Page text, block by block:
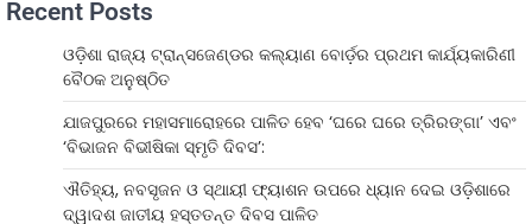
Recent Posts
ଓଡ଼ିଶା ରାଜ୍ୟ ଟ୍ରାନ୍ସଜେଣ୍ଡର କଲ୍ୟାଣ ବୋର୍ଡ଼ର ପ୍ରଥମ କାର୍ଯ୍ୟକାରିଣୀ
ବୈଠକ ଅନୁଷ୍ଠିତ
ଯାଜପୁରରେ ମହାସମାରୋହରେ ପାଳିତ ହେବ ‘ଘରେ ଘରେ ତ୍ରିରଙ୍ଗା’ ଏବଂ
‘ବିଭାଜନ ବିଭୀଷିକା ସ୍ମୃତି ଦିବସ’:
ଐତିହ୍ୟ, ନବସୃଜନ ଓ ସ୍ଥାୟୀ ଫ୍ୟାଶନ ଉପରେ ଧ୍ୟାନ ଦେଇ ଓଡ଼ିଶାରେ
ଦ୍ୱାଦଶ ଜାତୀୟ ହସ୍ତତନ୍ତ ଦିବସ ପାଳିତ